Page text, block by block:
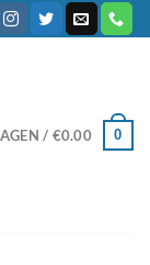
/ €0.00 0